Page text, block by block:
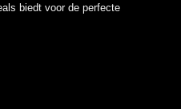
biedt voor de perfecte